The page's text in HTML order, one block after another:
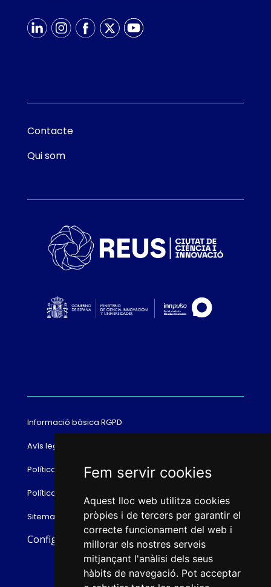
Fem servir cookies
Aquest lloc web utilitza cookies
pròpies i de tercers per garantir el
correcte funcionament del web i
millorar els nostres serveis
mitjançant l'anàlisi dels seus
hàbits de navegació. Pot acceptar
Contacte
Qui som
Informació bàsica RGPD
Avís legal
Política de cookies
Política de privacitat
Sitemap
Configurar cookies